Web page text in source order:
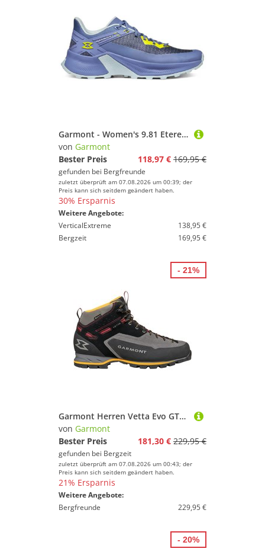
Garmont - Women's 9.81 Etere - Wanderschuhe Gr 40 blau
von Garmont
Bester Preis
118,97 € 169,95 €
gefunden bei Bergfreunde
zuletzt überprüft am 07.08.2026 um 00:39; der
Preis kann sich seitdem geändert haben.
30% Ersparnis
Weitere Angebote:
VerticalExtreme
138,95 €
Bergzeit
169,95 €
Garmont Herren Vetta Evo GTX Schuhe
von Garmont
Bester Preis
181,30 € 229,95 €
gefunden bei Bergzeit
zuletzt überprüft am 07.08.2026 um 00:43; der
Preis kann sich seitdem geändert haben.
21% Ersparnis
Weitere Angebote:
Bergfreunde
229,95 €
- 21%
- 20%